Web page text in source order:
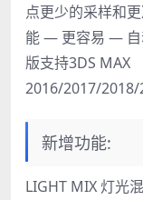
点更少的采样和
能 — 更容易 — 自
版支持3DS MAX
2016/2017/
新增功能:
LIGHT MIX 灯光